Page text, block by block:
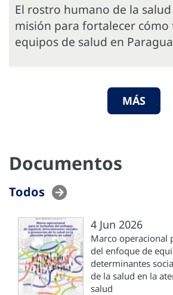
El rostro humano de la
misión para fortalecer cómo
equipos de salud en
MÁS
Documentos
Todos
4 Jun 2026
Marco operacional
del enfoque de
determinantes
de la salud en la
salud